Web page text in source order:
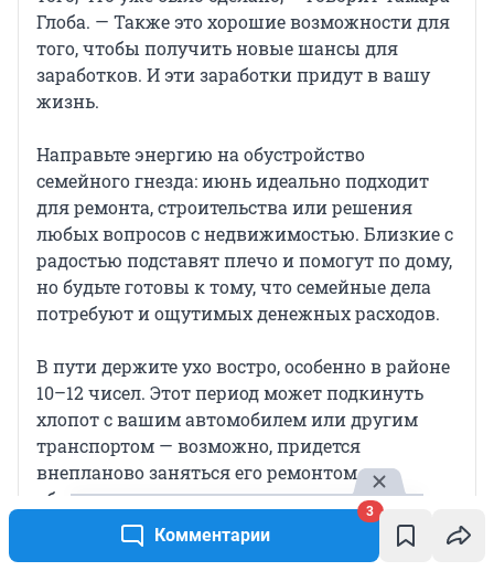
Комментарии
3
Глоба. — Также это хорошие возможности для
того, чтобы получить новые шансы для
заработков. И эти заработки придут в вашу
жизнь.
Направьте энергию на обустройство
семейного гнезда: июнь идеально подходит
для ремонта, строительства или решения
любых вопросов с недвижимостью. Близкие с
радостью подставят плечо и помогут по дому,
но будьте готовы к тому, что семейные дела
потребуют и ощутимых денежных расходов.
В пути держите ухо востро, особенно в районе
10–12 чисел. Этот период может подкинуть
хлопот с вашим автомобилем или другим
транспортом — возможно, придется
внепланово заняться его ремонтом и
обслуживанием.
Во второй половине месяца сместите фокус